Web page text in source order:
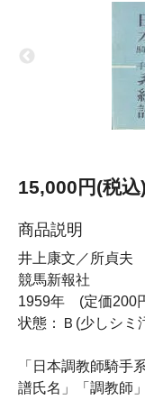
15,000円(税込)
商品説明
井上康文／所貞夫
競馬新報社
1959年 (定価200
状態：Ｂ(少しシミ
「日本調教師騎手
譜氏名」「調教師